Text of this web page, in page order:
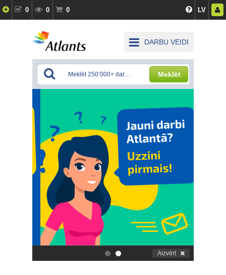
0 0 0 LV
DARBU VEIDI
Meklēt
. Aizvērt